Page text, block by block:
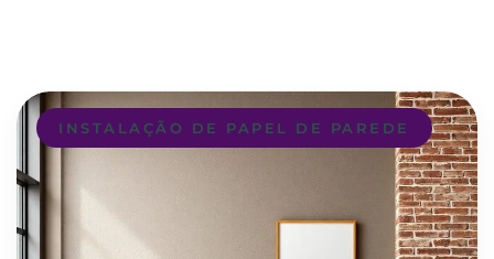
INSTALAÇÃO DE PAPEL DE PAREDE